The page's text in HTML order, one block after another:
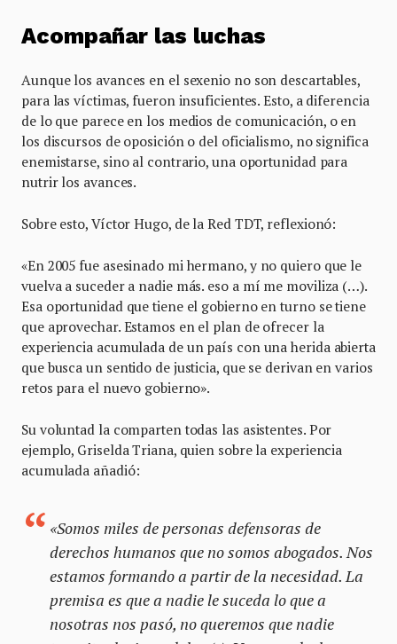
Acompañar las luchas
Aunque los avances en el sexenio no son descartables,
para las víctimas, fueron insuficientes. Esto, a diferencia
de lo que parece en los medios de comunicación, o en
los discursos de oposición o del oficialismo, no significa
enemistarse, sino al contrario, una oportunidad para
nutrir los avances.
Sobre esto, Víctor Hugo, de la Red TDT, reflexionó:
«En 2005 fue asesinado mi hermano, y no quiero que le
vuelva a suceder a nadie más. eso a mí me moviliza (…).
Esa oportunidad que tiene el gobierno en turno se tiene
que aprovechar. Estamos en el plan de ofrecer la
experiencia acumulada de un país con una herida abierta
que busca un sentido de justicia, que se derivan en varios
retos para el nuevo gobierno».
Su voluntad la comparten todas las asistentes. Por
ejemplo, Griselda Triana, quien sobre la experiencia
acumulada añadió:
«Somos miles de personas defensoras de
derechos humanos que no somos abogados. Nos
estamos formando a partir de la necesidad. La
premisa es que a nadie le suceda lo que a
nosotras nos pasó, no queremos que nadie